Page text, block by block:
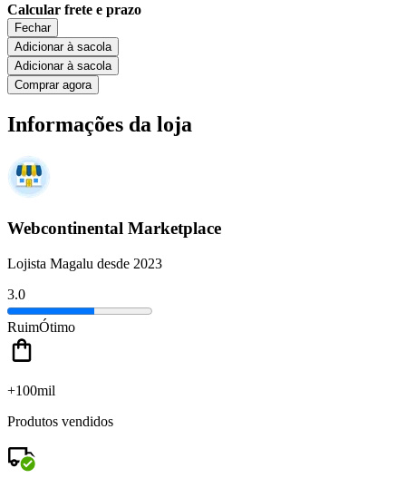
Calcular frete e prazo
Fechar
Adicionar à sacola
Adicionar à sacola
Comprar agora
Informações da loja
Webcontinental Marketplace
Lojista Magalu desde 2023
3.0
RuimÓtimo
+100mil
Produtos vendidos